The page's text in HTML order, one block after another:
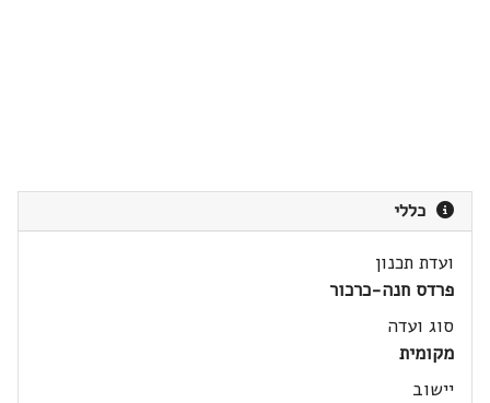
כללי
ועדת תכנון
פרדס חנה-כרכור
סוג ועדה
מקומית
יישוב